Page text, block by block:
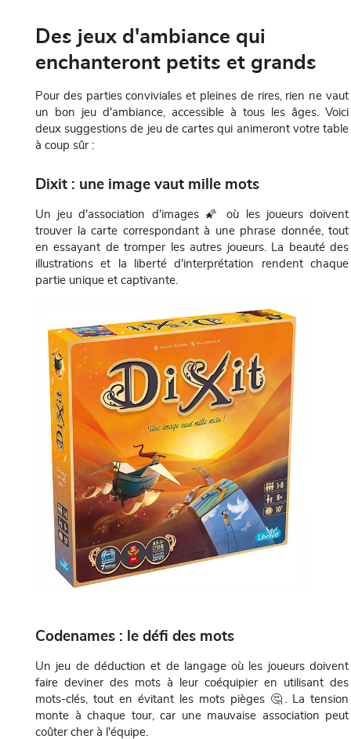
Des jeux d'ambiance qui
enchanteront petits et grands
Pour des parties conviviales et pleines de rires, rien ne vaut
un bon jeu d'ambiance, accessible à tous les âges. Voici
deux suggestions de jeu de cartes qui animeront votre table
à coup sûr :
Dixit : une image vaut mille mots
Un jeu d'association d'images 🌠 où les joueurs doivent
trouver la carte correspondant à une phrase donnée, tout
en essayant de tromper les autres joueurs. La beauté des
illustrations et la liberté d'interprétation rendent chaque
partie unique et captivante.
Codenames : le défi des mots
Un jeu de déduction et de langage où les joueurs doivent
faire deviner des mots à leur coéquipier en utilisant des
mots-clés, tout en évitant les mots pièges 🤔. La tension
monte à chaque tour, car une mauvaise association peut
coûter cher à l'équipe.